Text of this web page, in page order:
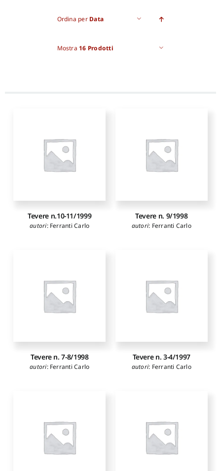
Ordina per Data
Mostra 16 Prodotti
Tevere n.10-11/1999
autori: Ferranti Carlo
Tevere n. 9/1998
autori: Ferranti Carlo
Tevere n. 7-8/1998
autori: Ferranti Carlo
Tevere n. 3-4/1997
autori: Ferranti Carlo